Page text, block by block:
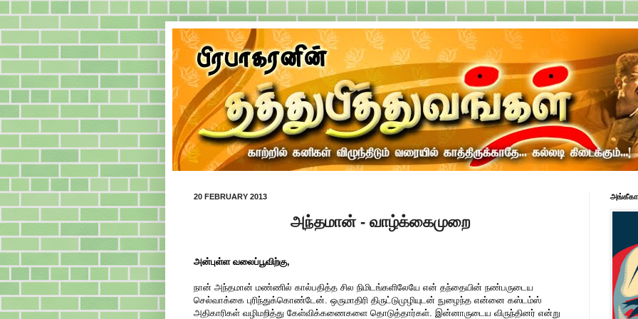
20 FEBRUARY 2013
அந்தமான் - வாழ்க்கைமுறை
அன்புள்ள வலைப்பூவிற்கு,
நான் அந்தமான் மண்ணில் கால்பதித்த சில நிமிடங்களிலேயே என் தந்தையின் நண்பருடைய
செல்வாக்கை புரிந்துக்கொண்டேன். ஒருமாதிரி திருட்டுமுழியுடன் நுழைந்த என்னை கஸ்டம்ஸ்
அதிகாரிகள் வழிமறித்து கேள்விக்கணைகளை தொடுத்தார்கள். இன்னாருடைய விருந்தினர் என்று